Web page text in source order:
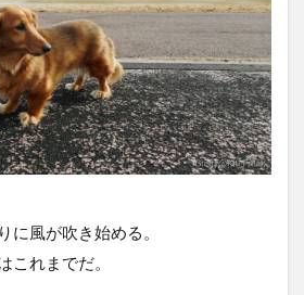
に風が吹き始める。
これまでだ。